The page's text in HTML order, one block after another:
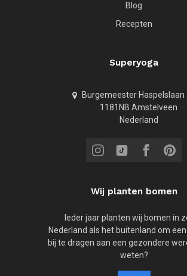
Blog
Recepten
Superyoga
Burgemeester Haspelslaan
1181NB Amstelveen
Nederland
Wij planten bomen
Ieder jaar planten wij bomen in
Nederland als het buitenland om
bij te dragen aan een gezondere
weten?